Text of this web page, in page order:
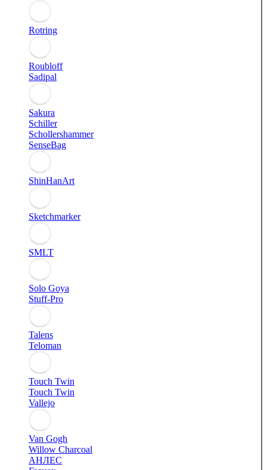
Rotring
Roubloff
Sadipal
Sakura
Schiller
Schollershammer
SenseBag
ShinHanArt
Sketchmarker
SMLT
Solo Goya
Stuff-Pro
Talens
Teloman
Touch Twin
Touch Twin
Vallejo
Van Gogh
Willow Charcoal
АНЛЕС